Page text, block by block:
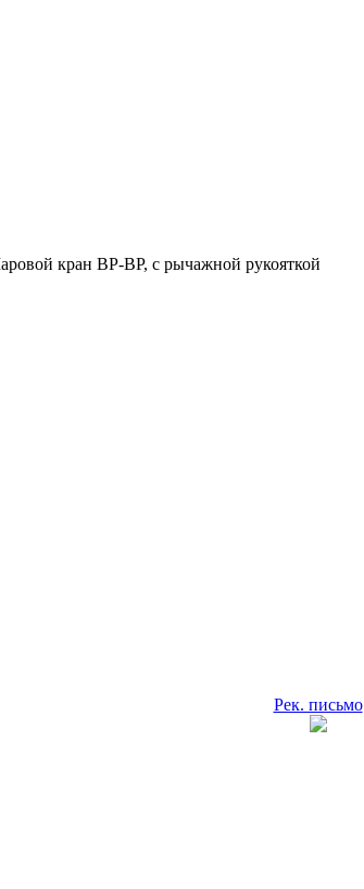
кран BP-BP, с рычажной рукояткой
Рек. письмо